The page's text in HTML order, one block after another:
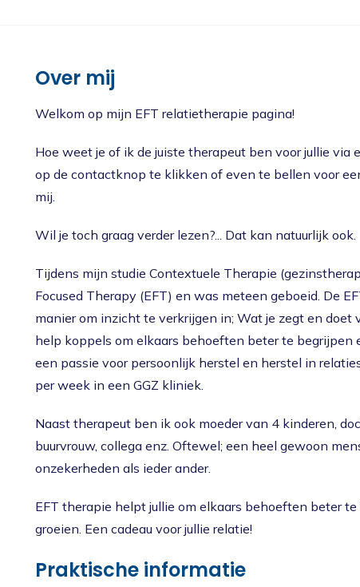
Over mij
Welkom op mijn EFT relatietherapie pagina!
Hoe weet je of ik de juiste therapeut ben voor jullie
op de contactknop te klikken of even te bellen voor
mij.
Wil je toch graag verder lezen?... Dat kan natuurlijk ook.
Tijdens mijn studie Contextuele Therapie
Focused Therapy (EFT) en was meteen geboeid. De
manier om inzicht te verkrijgen in; Wat je zegt en
help koppels om elkaars behoeften beter te begrijpen
een passie voor persoonlijk herstel en herstel in
per week in een GGZ kliniek.
Naast therapeut ben ik ook moeder van 4 kinderen,
buurvrouw, collega enz. Oftewel; een heel gewoon
onzekerheden als ieder ander.
EFT therapie helpt jullie om elkaars behoeften beter
groeien. Een cadeau voor jullie relatie!
Praktische informatie